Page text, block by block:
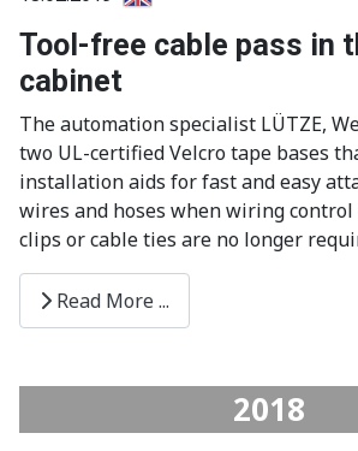
Tool-free cable pass in
cabinet
The automation specialist LÜTZE,
two UL-certified Velcro tape bases
installation aids for fast and easy
wires and hoses when wiring control
clips or cable ties are no longer
Read More ...
2018